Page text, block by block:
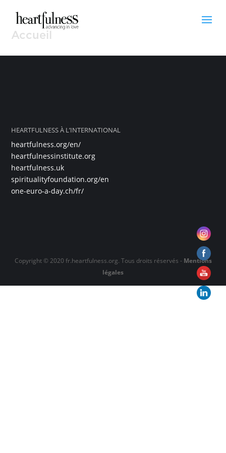
Accueil
HEARTFULNESS À L’INTERNATIONAL
heartfulness.org/en/
heartfulnessinstitute.org
heartfulness.uk
spiritualityfoundation.org/en
one-euro-a-day.ch/fr/
Copyright © 2020 fr.heartfulness.org. Tous droits réservés - Mentions
légales